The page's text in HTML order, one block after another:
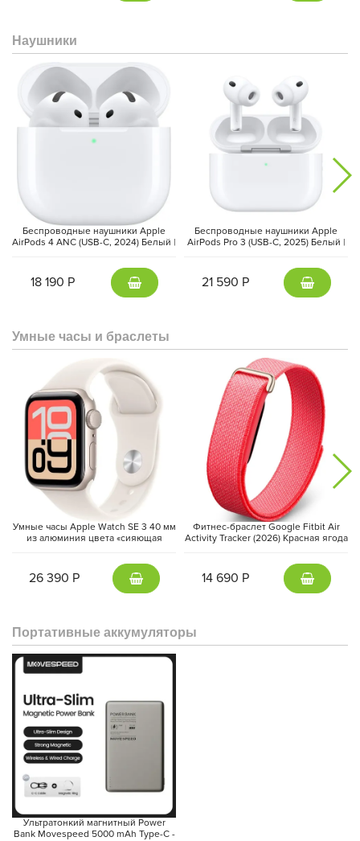
обеспечивает молниеносную передачу данных и надёжное
подключение в любом месте. Thunderbolt / USB-C-порт
позволяет подключать внешние дисплеи и накопители, а
гарантирует безопасную аутентификацию и мгновенный
доступ к устройству. Всё это — в корпусе толщиной всего 5,1
мм, что делает iPad Pro 13″ (M5) самым тонким и мощным
планшетом в истории Apple.
Наушники
Беспроводные наушники Apple
AirPods 4 ANC (USB-C, 2024) Белый |
18 190 Р
Беспроводные наушники Apple
AirPods Pro 3 (USB-C, 2025) Белый |
21 590 Р
Умные часы и браслеты
Умные часы Apple Watch SE 3 40 мм
из алюминия цвета «сияющая
«сияющая звезда» (S/M)
26 390 Р
Фитнес-браслет Google Fitbit Air
Activity Tracker (2026) Красная ягода
14 690 Р
Портативные аккумуляторы
Ультратонкий магнитный Power
Bank Movespeed 5000 mAh Type-C -